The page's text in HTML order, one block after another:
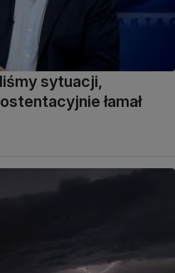
sytuacji,
łamał